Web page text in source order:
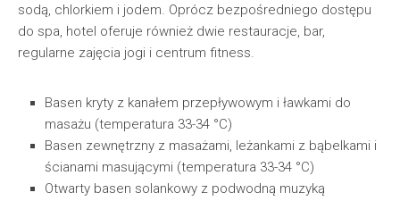
sodą, chlorkiem i jodem. Oprócz bezpośredniego dostępu
do spa, hotel oferuje również dwie restauracje, bar,
regularne zajęcia jogi i centrum fitness.
Basen kryty z kanałem przepływowym i ławkami do
masażu (temperatura 33-34 °C)
Basen zewnętrzny z masażami, leżankami z bąbelkami i
ścianami masującymi (temperatura 33-34 °C)
Otwarty basen solankowy z podwodną muzyką